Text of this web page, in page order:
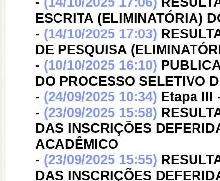
ESCRITA (ELIMINATÓRIA)
- (14/10/2025 17:03)
DE PESQUISA
- (10/10/2025 16:10)
DO PROCESSO SELETIVO
- (24/09/2025 10:34) Etapa III
- (23/09/2025 15:58)
DAS INSCRIÇÕES
ACADÊMICO
- (23/09/2025 15:55)
DAS INSCRIÇÕES